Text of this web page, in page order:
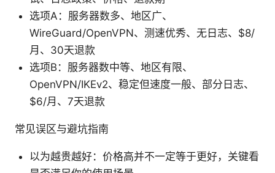
选项A：服务器数多、地区广、
WireGuard/OpenVPN、测速优秀、无日志、$8/
月、30天退款
选项B：服务器数中等、地区有限、
OpenVPN/IKEv2、稳定但速度一般、部分日志、
$6/月、7天退款
常见误区与避坑指南
以为越贵越好：价格高并不一定等于更好，关键看